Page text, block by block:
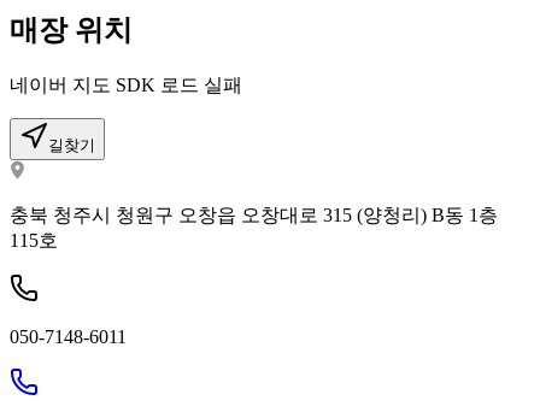
매장 위치
네이버 지도 SDK 로드 실패
길찾기
충북 청주시 청원구 오창읍 오창대로 315 (양청리) B동 1층
115호
050-7148-6011